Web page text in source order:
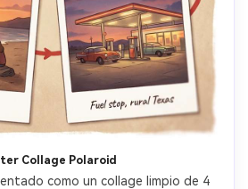
Collage Polaroid
como un collage limpio de 4